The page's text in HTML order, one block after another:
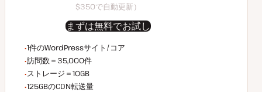
$350で自動更新）
まずは無料でお試し
WordPressサイト/コア数
1件のWordPressサイト/コア
月間訪問数
訪問数＝35,000件
ストレージ容量
ストレージ＝10GB
CDN転送量
125GBのCDN転送量